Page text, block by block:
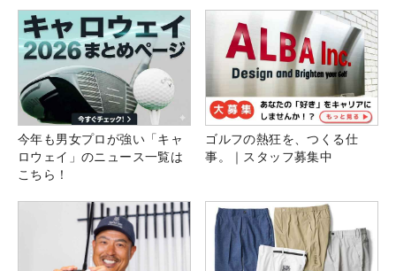
今年も男女プロが強い「キャ
ロウェイ」のニュース一覧は
こちら！
ゴルフの熱狂を、つくる仕
事。｜スタッフ募集中